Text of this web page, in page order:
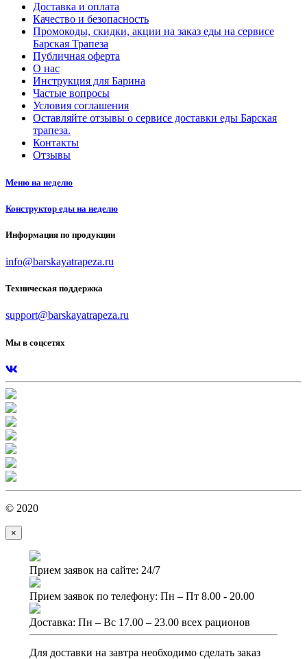
Доставка и оплата
Качество и безопасность
Промокоды, скидки, акции на заказ еды на сервисе
Барская Трапеза
Публичная оферта
О нас
Инструкция для Барина
Частые вопросы
Условия соглашения
Оставляйте отзывы о сервисе доставки еды Барская
трапеза.
Контакты
Отзывы
Меню на неделю
Конструктор еды на неделю
Информация по продукции
info@barskayatrapeza.ru
Техническая поддержка
support@barskayatrapeza.ru
Мы в соцсетях
© 2020
×
Прием заявок на сайте: 24/7
Прием заявок по телефону: Пн – Пт 8.00 - 20.00
Доставка: Пн – Вс 17.00 – 23.00 всех рационов
Для доставки на завтра необходимо сделать заказ